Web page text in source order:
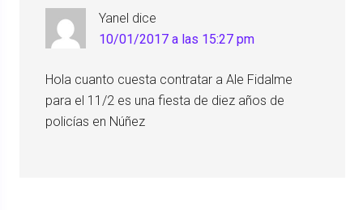
Yanel dice
10/01/2017 a las 15:27 pm
Hola cuanto cuesta contratar a Ale Fidalme
para el 11/2 es una fiesta de diez años de
policías en Núñez